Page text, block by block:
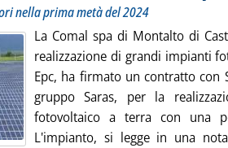
nella prima metà del 2024
La Comal spa di Montalto di
realizzazione di grandi impianti
Epc, ha firmato un contratto con
gruppo Saras, per la
fotovoltaico a terra con una
L'impianto, si legge in una